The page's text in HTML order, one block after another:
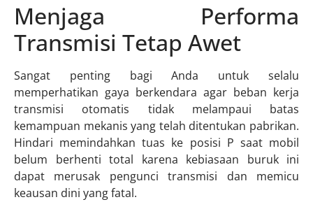
Menjaga Performa
Transmisi Tetap Awet
Sangat penting bagi Anda untuk selalu
memperhatikan gaya berkendara agar beban kerja
transmisi otomatis tidak melampaui batas
kemampuan mekanis yang telah ditentukan pabrikan.
Hindari memindahkan tuas ke posisi P saat mobil
belum berhenti total karena kebiasaan buruk ini
dapat merusak pengunci transmisi dan memicu
keausan dini yang fatal.